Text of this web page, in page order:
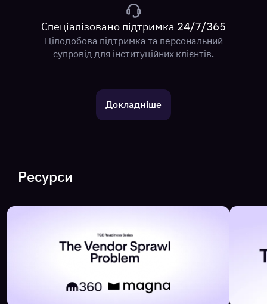
Спеціалізовано підтримка 24/7/365
Цілодобова підтримка та персональний
супровід для інституційних клієнтів.
Докладніше
Ресурси